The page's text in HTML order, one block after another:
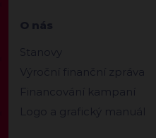
O nás
Stanovy
Výroční finanční zpráva
Financování kampaní
Logo a grafický manuál